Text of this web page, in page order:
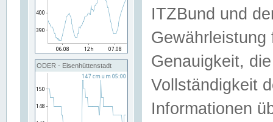
ODER - Eisenhüttenstadt
ITZBund und
Genauigkeit,
Vollständigkeit
Informationen